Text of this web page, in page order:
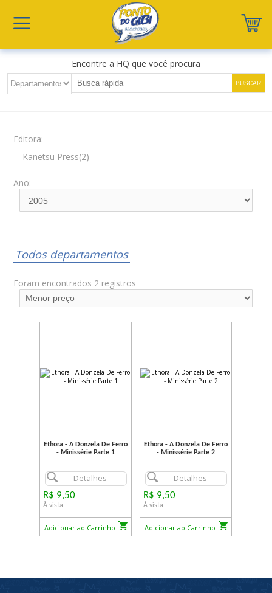
Encontre a HQ que você procura
Editora:
Kanetsu Press(2)
Ano:
Todos departamentos
Foram encontrados 2 registros
Ethora - A Donzela De Ferro
- Minissérie Parte 1
Detalhes
R$ 9,50
À vista
Adicionar ao Carrinho
Ethora - A Donzela De Ferro
- Minissérie Parte 2
Detalhes
R$ 9,50
À vista
Adicionar ao Carrinho